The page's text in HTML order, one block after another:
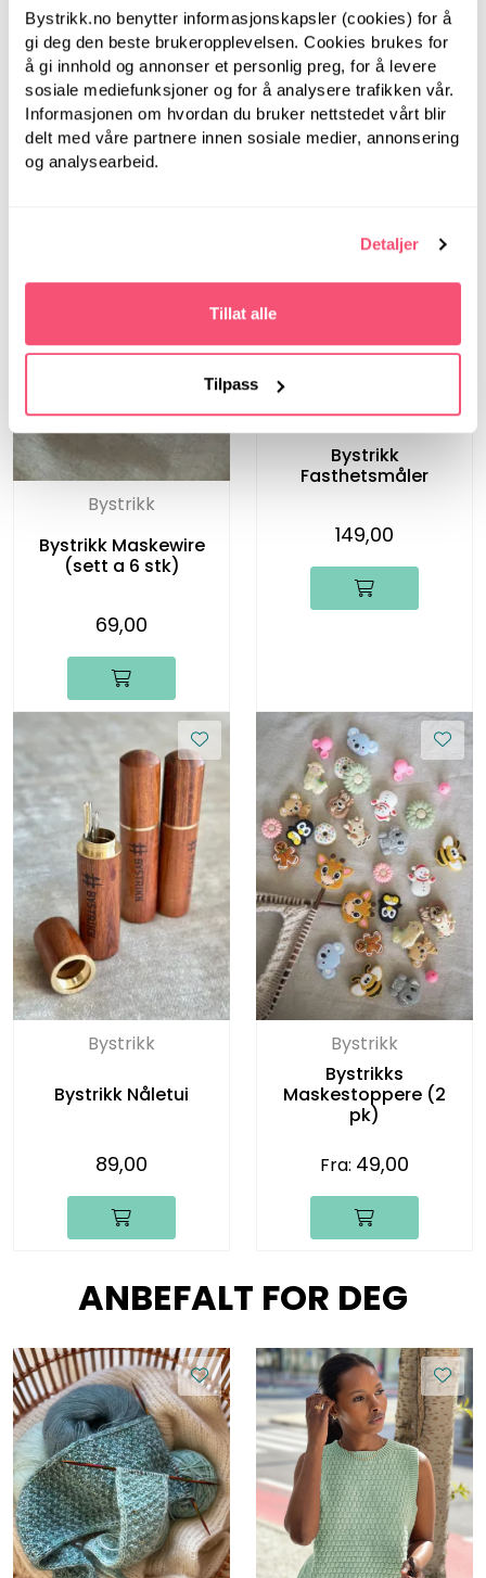
Bystrikk.no benytter informasjonskapsler (cookies) for å
gi deg den beste brukeropplevelsen. Cookies brukes for
å gi innhold og annonser et personlig preg, for å levere
sosiale mediefunksjoner og for å analysere trafikken vår.
Informasjonen om hvordan du bruker nettstedet vårt blir
delt med våre partnere innen sosiale medier, annonsering
og analysearbeid.
Detaljer
Tillat alle
Tilpass
Bystrikk Målebånd
(Rosa)
119,00
Bystrikk
Bystrikk Maskewire
(sett a 6 stk)
69,00
Bystrikk
Bystrikk
Fasthetsmåler
149,00
Bystrikk
Bystrikk Nåletui
89,00
Bystrikk
Bystrikks
Maskestoppere (2
pk)
Fra: 49,00
ANBEFALT FOR DEG